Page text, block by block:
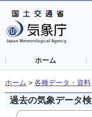
ホーム
ホーム > 各種データ・資料
過去の気象データ